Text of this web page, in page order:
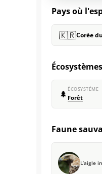
Pays où
🇰🇷Corée
🌲 ÉCOSYSTÈME
Forêt
Faune
L’aigle